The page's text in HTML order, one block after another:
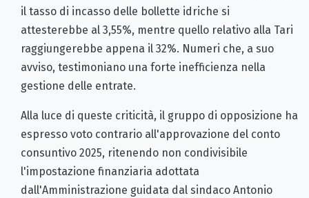
il tasso di incasso delle bollette idriche si
attesterebbe al 3,55%, mentre quello relativo alla Tari
raggiungerebbe appena il 32%. Numeri che, a suo
avviso, testimoniano una forte inefficienza nella
gestione delle entrate.
Alla luce di queste criticità, il gruppo di opposizione ha
espresso voto contrario all'approvazione del conto
consuntivo 2025, ritenendo non condivisibile
l'impostazione finanziaria adottata
dall'Amministrazione guidata dal sindaco Antonio